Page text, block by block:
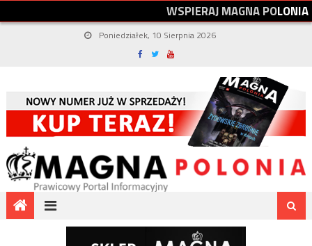
WSPIERAJMAGNAPOLONIA
Poniedziałek, 10 Sierpnia 2026